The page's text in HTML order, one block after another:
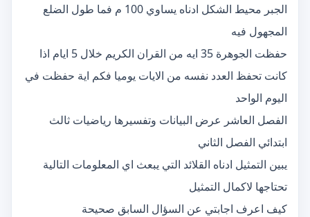
الجبر محيط الشكل ادناه يساوي 100 م فما طول الضلع
المجهول فيه
حفظت الجوهرة 35 ايه من القران الكريم خلال 5 ايام اذا
كانت تحفظ العدد نفسه من الايات يوميا فكم اية حفظت في
اليوم الواحد
الفصل العاشر عرض البيانات وتفسيرها رياضيات ثالث
ابتدائي الفصل الثاني
يبين التمثيل ادناه القلائد التي يبعث اي المعلومات التالية
تحتاجها لاكمال التمثيل
كيف اعرف اجابتي عن السؤال السابق صحيحة